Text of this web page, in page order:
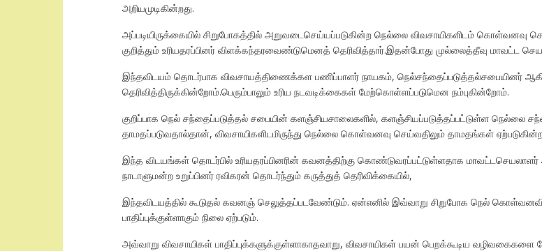
அறியமுடிகின்றது.
அப்படியிருக்கையில் சிறுபோகத்தில் அறுவடைசெய்யப்படுகின்ற நெல்லை விவசாயிகளிடம் கொள்வனவு
குறித்தும் உரியதரப்பினர் விளக்கந்தரவைண்டுமெனத் தெரிவித்தார்.இதன்போது முல்லைத்தீவு மாவட்ட
இந்தவிடயம் தொடர்பாக விவசாயத்திணைக்கள பணிப்பாளர் நாயகம், நெல்சந்தைப்படுத்தல்சபையினர்
தெரிவித்திருக்கின்றோம்.பெரும்பாலும் உரிய நடவடிக்கைகள் மேற்கொள்ளப்படுமென நம்புகின்றோம்.
குறிப்பாக நெல் சந்தைப்படுத்தல் சபையின் களஞ்சியசாலைகளில், களஞ்சியப்படுத்தப்பட்டுள்ள நெல்லை
தாமதப்படுவதால்தான், விவசாயிகளிடமிருந்து நெல்லை கொள்வனவு செய்வதிலும் தாமதங்கள்
இந்த விடயங்கள் தொடர்பில் உரியதரப்பினரின் கவனத்திற்கு கொண்டுவரப்பட்டுள்ளதாக
நாடாளுமன்ற உறுப்பினர் ரவிகரன் தொடர்ந்தும் கருத்துத் தெரிவிக்கையில்,
இந்தவிடயத்தில் கூடுதல் கவனஞ் செலுத்தப்படவேண்டும். ஏன்எனில் இவ்வாறு சிறுபோக நெல்
பாதிப்புக்குள்ளாகும் நிலை ஏற்படும்.
அவ்வாறு விவசாயிகள் பாதிப்புக்களுக்குள்ளாகாதவாறு, விவசாயிகள் பயன் பெறக்கூடிய